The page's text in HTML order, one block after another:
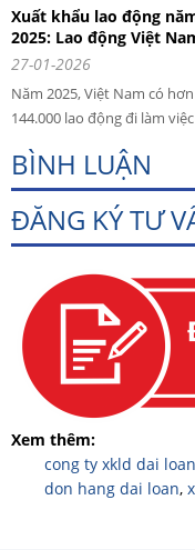
Xuất khẩu lao động
2025: Lao động Việt
tục khẳng định vị thế
27-01-2026
Năm 2025, Việt Nam có hơn
144.000 lao động đi làm
Nhật Bản, Đài Loan, Hàn
tiếp tục là thị trường trọng
Xuất khẩu lao động hợp
ra cơ hội việc làm ổn định,
động.
BÌNH LUẬN
ĐĂNG KÝ TƯ
Xem thêm:
cong ty xkld dai loan
don hang dai loan,